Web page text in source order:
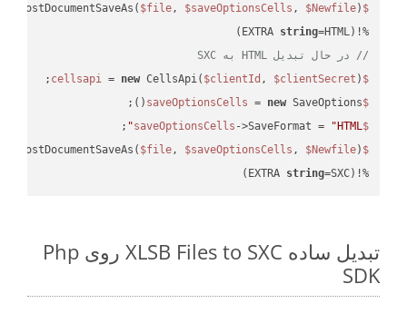
$cellsApiResult
$file, $saveOptionsCells , $Newfile
%!(EXTRA
string=HTML)
// در حال تبدیل HTML به SXC
$cellsapi
= new CellsApi( $clientId , $clientSecret );
$saveOptionsCells
= new SaveOptions();
$saveOptionsCells
->SaveFormat = "HTML"
;
$cellsApiResult
$file, $saveOptionsCells , $Newfile
%!(EXTRA
string=SXC)
تبدیل ساده XLSB Files to SXC روی Php
SDK